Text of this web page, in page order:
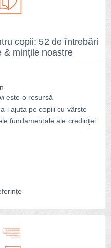
copii: 52 de întrebări
& mințile noastre
este o resursă
i ajuta pe copiii cu vârste
fundamentale ale credinței